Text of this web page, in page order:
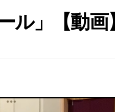
ル」【動画】